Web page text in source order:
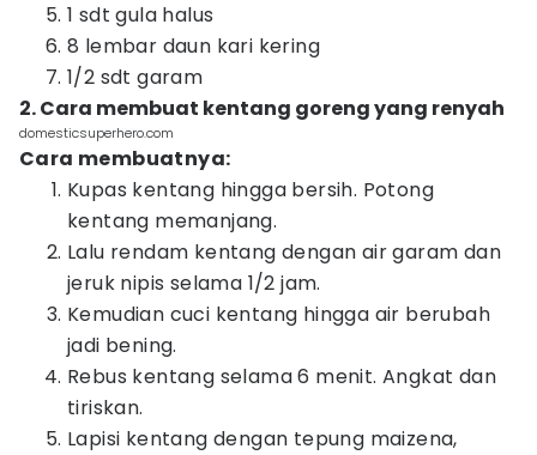
1 sdt gula halus
8 lembar daun kari kering
1/2 sdt garam
2. Cara membuat kentang goreng yang renyah
domesticsuperhero.com
Cara membuatnya:
Kupas kentang hingga bersih. Potong
kentang memanjang.
Lalu rendam kentang dengan air garam dan
jeruk nipis selama 1/2 jam.
Kemudian cuci kentang hingga air berubah
jadi bening.
Rebus kentang selama 6 menit. Angkat dan
tiriskan.
Lapisi kentang dengan tepung maizena,